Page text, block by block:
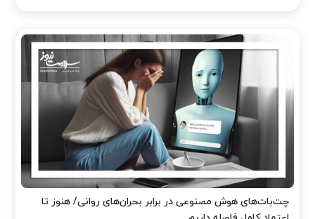
چت‌بات‌های هوش مصنوعی در برابر بحران‌های روانی/ هنوز تا